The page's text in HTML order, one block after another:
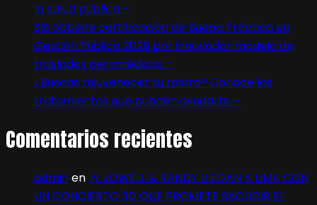
la salud pública –
SIS obtiene certificación de Buena Práctica en
Gestión Pública 2026 por innovador modelo de
traslados aeromédicos –
¿Buscas rejuvenecer tu rostro? Conoce los
tratamientos que pueden ayudarte –
Comentarios recientes
adminen 🎶 JOWELL & RANDY LLEGAN A LIMA CON
UN CONCIERTO 3D QUE PROMETE SACUDIR EL